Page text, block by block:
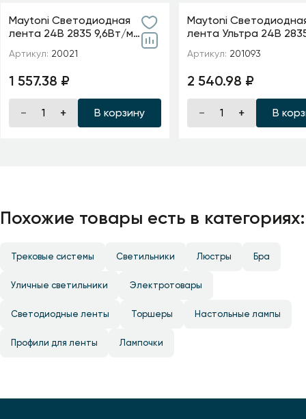
Maytoni Светодиодная
лента 24В 2835 9,6Вт/м
Артикул: 20021
1 557.38 ₽
В корзину
Maytoni
лента Ультра 24В
Артикул: 201093
2 540.98 ₽
В
Похожие товары есть в категориях:
Трековые системы Светильники Люстры Бра
Уличные светильники Электротовары
Светодиодные ленты Торшеры Настольные лампы
Профили для ленты Лампочки